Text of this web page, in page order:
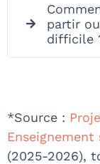
partir
difficile
*Source :
Enseignement
(2025-2026),